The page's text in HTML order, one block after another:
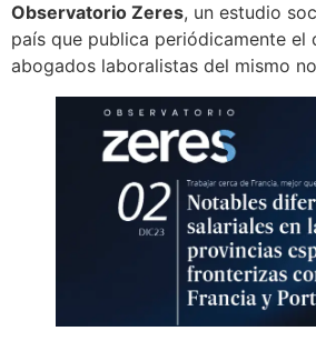
Observatorio Zeres, un estudio
país que publica periódicamente el
abogados laboralistas del mismo